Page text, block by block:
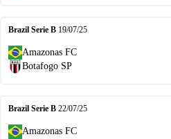
Brazil Serie B 19/07/25
Amazonas FC
Botafogo SP
Brazil Serie B 22/07/25
Amazonas FC